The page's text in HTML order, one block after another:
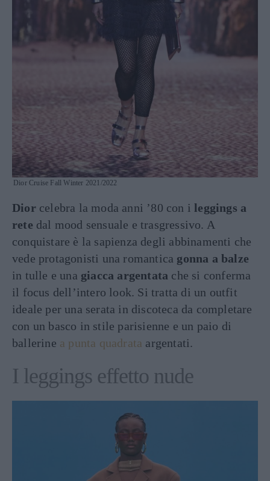
Dior Cruise Fall Winter 2021/2022
Diorcelebra la moda anni ’80 con i leggings a
rete dal mood sensuale e trasgressivo. A
conquistare è la sapienza degli abbinamenti che
vede protagonisti una romantica gonna a balze
in tulle e una giacca argentata che si conferma
il focus dell’intero look. Si tratta di un outfit
ideale per una serata in discoteca da completare
con un basco in stile parisienne e un paio di
ballerine a punta quadrata argentati.
I leggings effetto nude